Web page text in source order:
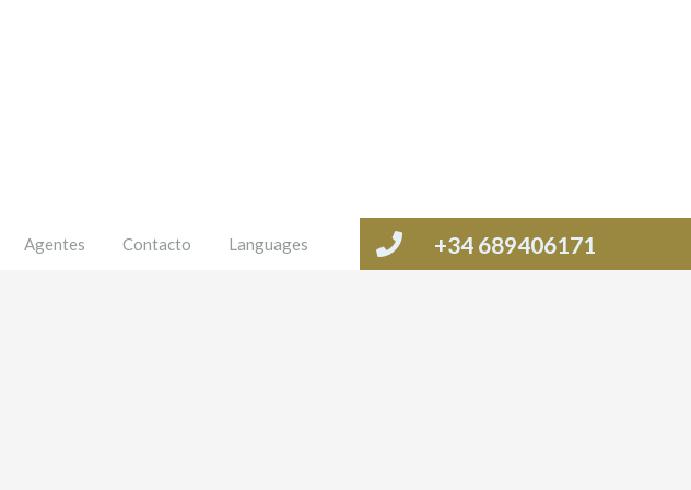
+34 689406171
Agentes Contacto Languages